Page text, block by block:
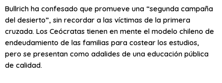
Bullrich ha confesado que promueve una “segunda campaña
del desierto”, sin recordar a las víctimas de la primera
cruzada. Los Ceócratas tienen en mente el modelo chileno de
endeudamiento de las familias para costear los estudios,
pero se presentan como adalides de una educación pública
de calidad.